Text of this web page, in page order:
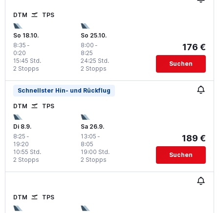
DTM TPS
So 18.10.
8:35 -
0:20
2 Stopps
15:45 Std.
So 25.10.
8:00 -
8:25
2 Stopps
24:25 Std.
176 €
Suchen
Schnellster Hin- und Rückflug
DTM TPS
Di 8.9.
8:25 -
19:20
2 Stopps
10:55 Std.
Sa 26.9.
13:05 -
8:05
2 Stopps
19:00 Std.
189 €
Suchen
DTM TPS